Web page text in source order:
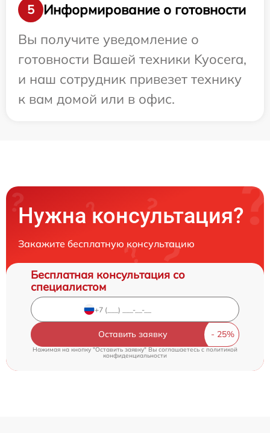
5
Информирование о готовности
Вы получите уведомление о
готовности Вашей техники Kyocera,
и наш сотрудник привезет технику
к вам домой или в офис.
Нужна консультация?
Закажите бесплатную консультацию
Бесплатная консультация со
специалистом
Оставить заявку
Нажимая на кнопку "Оставить заявку" Вы соглашаетесь cполитикой
конфиденциальности